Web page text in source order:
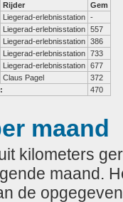
Rijder
Gem
Liegerad-erlebnisstation -
Liegerad-erlebnisstation 557
Liegerad-erlebnisstation 386
Liegerad-erlebnisstation 733
Liegerad-erlebnisstation 677
Claus Pagel
372
470
maand
kilometers
maand.
de